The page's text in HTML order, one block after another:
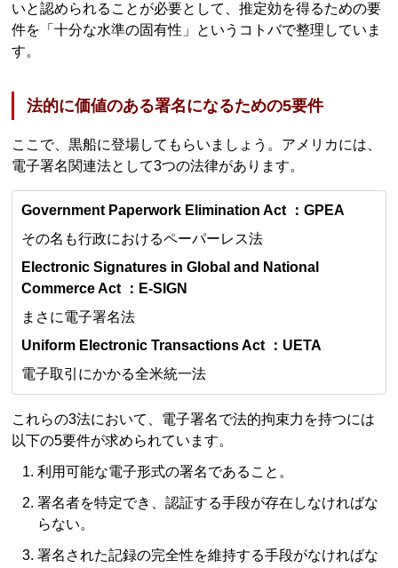
いと認められることが必要として、推定効を得るための要
件を「十分な水準の固有性」というコトバで整理していま
す。
法的に価値のある署名になるための5要件
ここで、黒船に登場してもらいましょう。アメリカには、
電子署名関連法として3つの法律があります。
Government Paperwork Elimination Act ：GPEA
その名も行政におけるペーパーレス法
Electronic Signatures in Global and National
Commerce Act ：E-SIGN
まさに電子署名法
Uniform Electronic Transactions Act ：UETA
電子取引にかかる全米統一法
これらの3法において、電子署名で法的拘束力を持つには
以下の5要件が求められています。
利用可能な電子形式の署名であること。
署名者を特定でき、認証する手段が存在しなければな
らない。
署名された記録の完全性を維持する手段がなければな